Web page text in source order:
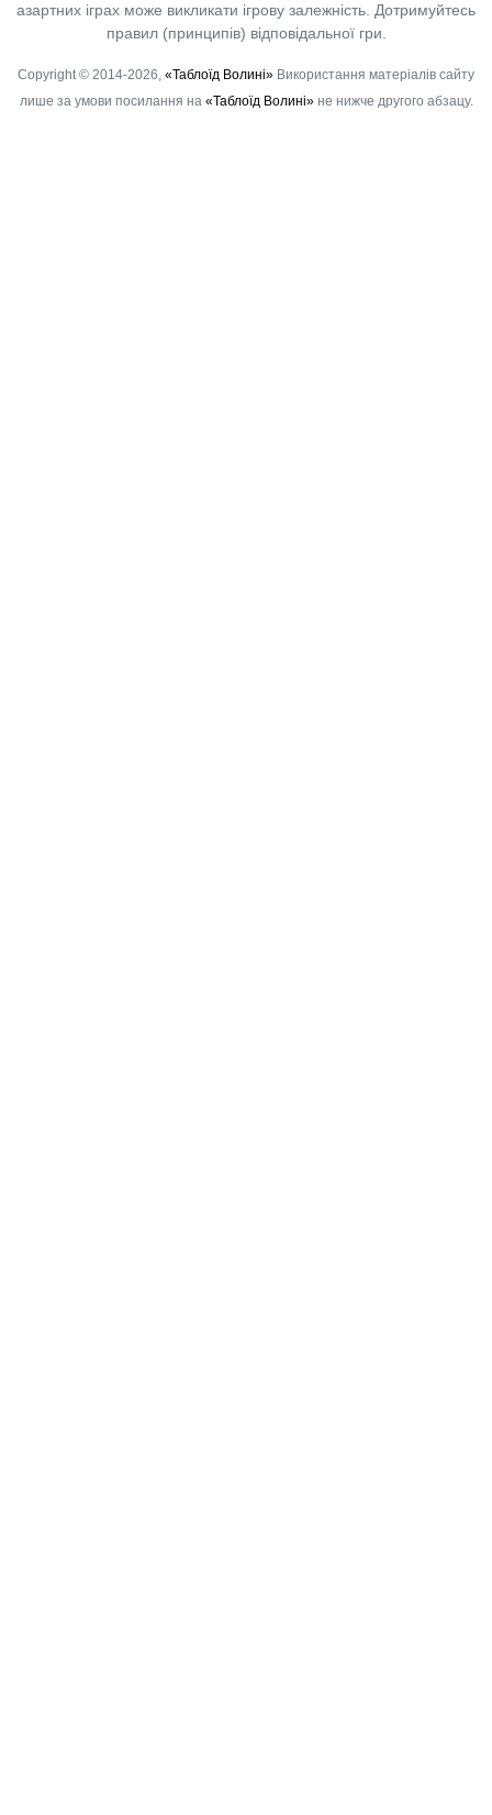
азартних іграх може викликати ігрову залежність. Дотримуйтесь
правил (принципів) відповідальної гри.
Copyright © 2014-2026, «Таблоїд Волині» Використання матеріалів сайту
лише за умови посилання на «Таблоїд Волині»не нижче другого абзацу.